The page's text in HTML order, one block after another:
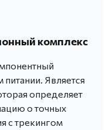
комплекс
Является
определяет
о точных
с трекингом